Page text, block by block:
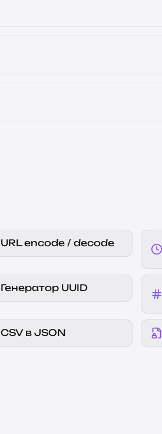
URL encode / decode
Генератор UUID
CSV в JSON